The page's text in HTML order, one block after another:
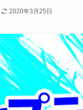
2020年3月25日